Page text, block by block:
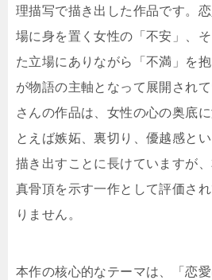
理描写で描き出した作品です。
場に身を置く女性の「不安」、
た立場にありながら「不満」を
が物語の主軸となって展開され
さんの作品は、女性の心の奥底
とえば嫉妬、裏切り、優越感と
描き出すことに長けていますが
真骨頂を示す一作として評価さ
りません。
本作の核心的なテーマは、「恋